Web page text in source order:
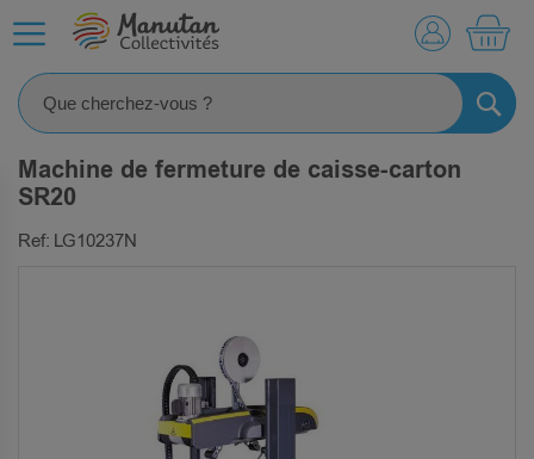
Machine de fermeture de caisse-carton
SR20
Ref: LG10237N